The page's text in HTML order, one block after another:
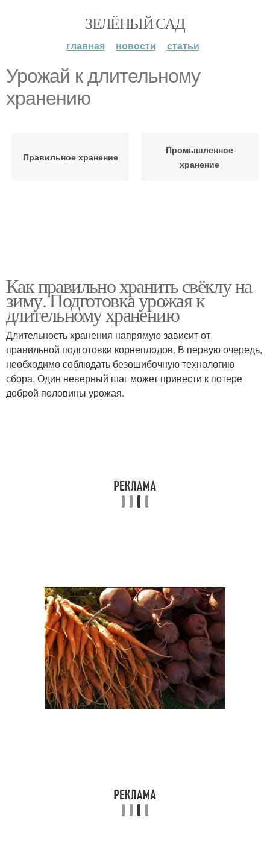
ЗЕЛЁНЫЙ САД
главная новости статьи
Урожай к длительному
хранению
Правильное хранение
Промышленное
хранение
Как правильно хранить свёклу на
зиму. Подготовка урожая к
длительному хранению
Длительность хранения напрямую зависит от
правильной подготовки корнеплодов. В первую очередь,
необходимо соблюдать безошибочную технологию
сбора. Один неверный шаг может привести к потере
доброй половины урожая.